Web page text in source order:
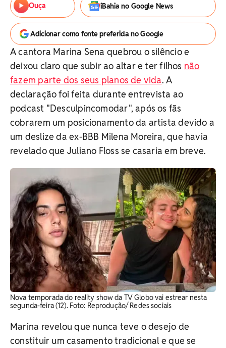
Ouça
iBahia no Google News
Adicionar como fonte preferida no Google
A cantora Marina Sena quebrou o silêncio e
deixou claro que subir ao altar e ter filhos não
fazem parte dos seus planos de vida. A
declaração foi feita durante entrevista ao
podcast "Desculpincomodar", após os fãs
cobrarem um posicionamento da artista devido a
um deslize da ex-BBB Milena Moreira, que havia
revelado que Juliano Floss se casaria em breve.
Nova temporada do reality show da TV Globo vai estrear nesta
segunda-feira (12). Foto: Reprodução/ Redes sociais
Marina revelou que nunca teve o desejo de
constituir um casamento tradicional e que se